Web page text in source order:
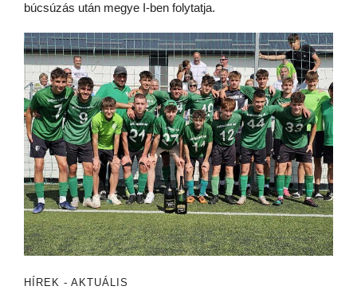
búcsúzás után megye I-ben folytatja.
HÍREK - AKTUÁLIS